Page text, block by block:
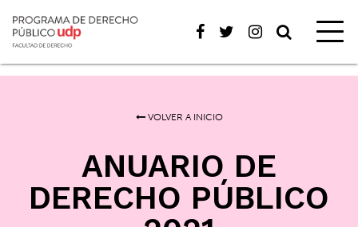
VOLVER A INICIO
ANUARIO DE
DERECHO PÚBLICO